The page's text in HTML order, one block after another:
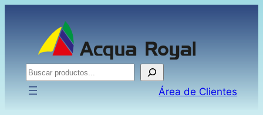
Buscar
Área de Clientes